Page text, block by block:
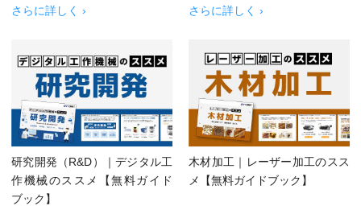
さらに詳しく › さらに詳しく ›
研究開発（R&D）｜デジタル工
作機械のススメ【無料ガイド
ブック】
木材加工｜レーザー加工のスス
メ【無料ガイドブック】